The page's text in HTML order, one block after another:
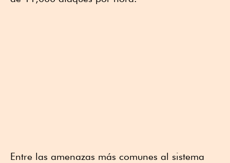
Entre las amenazas más comunes al sistema